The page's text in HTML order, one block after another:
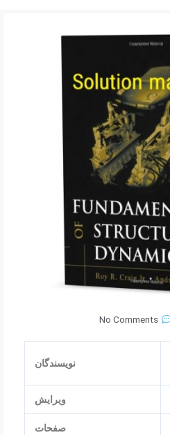
No Comments
نویسندگان
ویرایش
صفحات